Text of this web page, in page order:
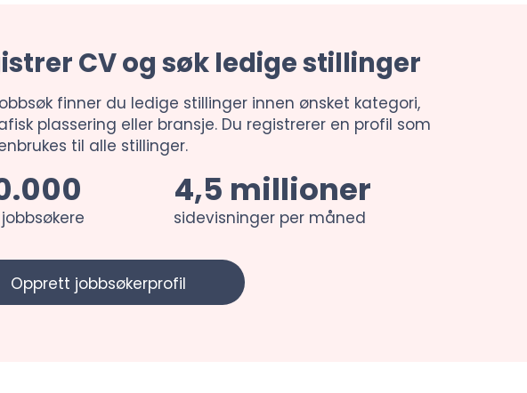
CV og søk ledige stillinger
finner du ledige stillinger innen ønsket kategori,
plassering eller bransje. Du registrerer en profil som
til alle stillinger.
4,5 millioner
sidevisninger per måned
Opprett jobbsøkerprofil